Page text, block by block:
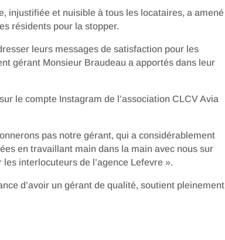
injustifiée et nuisible à tous les locataires, a amené
résidents pour la stopper.
leurs messages de satisfaction pour les
gérant Monsieur Braudeau a apportés dans leur
le compte Instagram de l’association CLCV Avia
pas notre gérant, qui a considérablement
en travaillant main dans la main avec nous sur
interlocuteurs de l’agence Lefevre ».
d’avoir un gérant de qualité, soutient pleinement